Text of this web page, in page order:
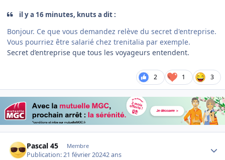
il y a 16 minutes, knuts a dit :
Bonjour. Ce que vous demandez relève du secret d'entreprise.
Vous pourriez être salarié chez trenitalia par exemple.
Secret d’entreprise que tous les voyageurs entendent.
2 1 3
Pascal 45 Membre
Publication:21 février 20242 ans